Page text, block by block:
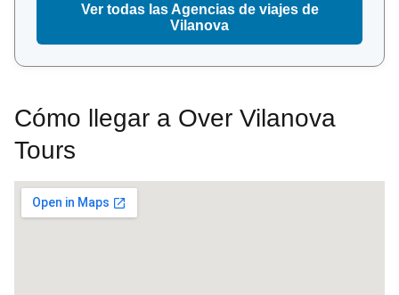
Ver todas las Agencias de viajes de
Vilanova
Cómo llegar a Over Vilanova
Tours